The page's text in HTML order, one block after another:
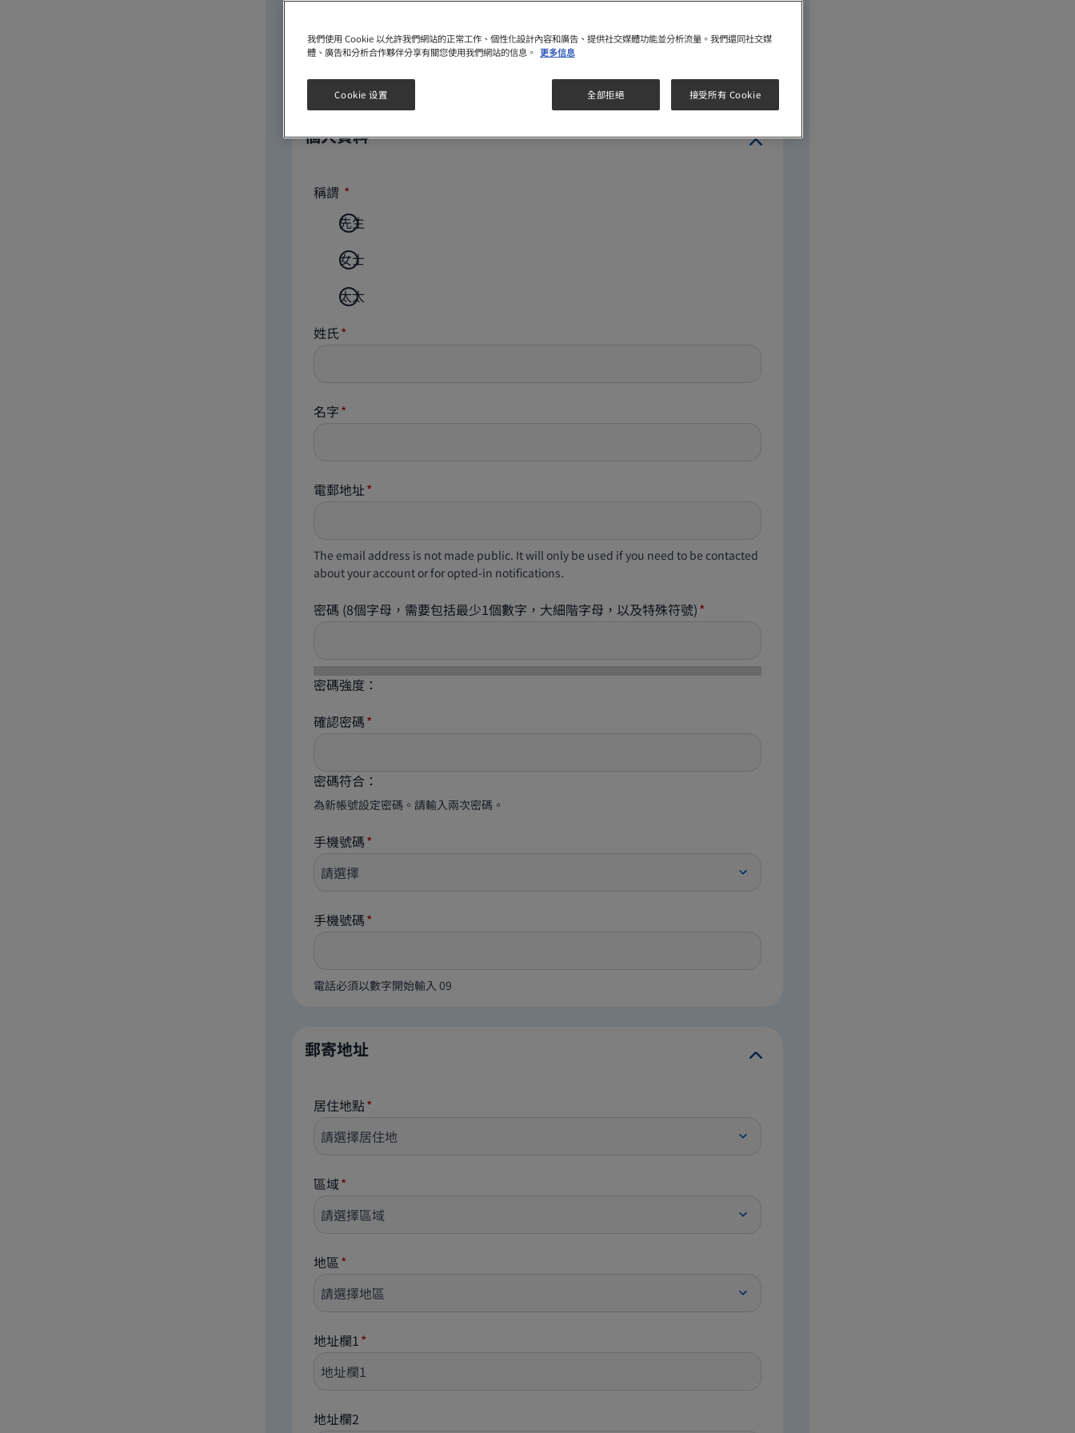
孕證明副本，以便為您進行會員登記，如有查詢，請
致電惠氏®媽媽會熱線 2599 8870。
*必須填寫
個人資料
稱謂
先生
女士
太太
姓氏
名字
電郵地址
The email address is not made public. It will only be used if you need to be contacted
about your account or for opted-in notifications.
密碼 (8個字母，需要包括最少1個數字，大細階字母，以及特殊符號)
密碼強度：
確認密碼
密碼符合：
為新帳號設定密碼。請輸入兩次密碼。
手機號碼
手機號碼
電話必須以數字開始輸入 09
郵寄地址
居住地點
區域
地區
地址欄1
地址欄2
我們使用 Cookie 以允許我們網站的正常工作、個性化設計內容和廣告、提供社交媒體功能並分析流量。我們還同社交媒
體、廣告和分析合作夥伴分享有關您使用我們網站的信息。 更多信息
全部拒絕 接受所有 Cookie
Cookie 设置